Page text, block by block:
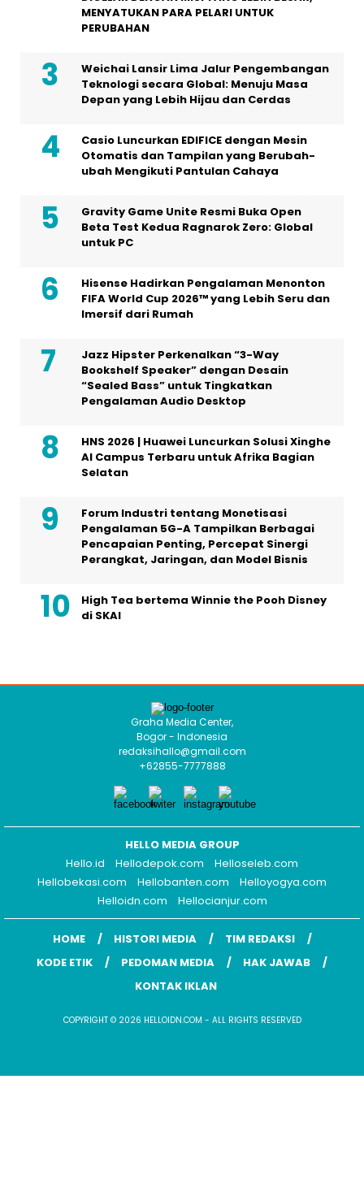
MENYATUKAN PARA PELARI UNTUK
PERUBAHAN
Weichai Lansir Lima Jalur Pengembangan
Teknologi secara Global: Menuju Masa
Depan yang Lebih Hijau dan Cerdas
Casio Luncurkan EDIFICE dengan Mesin
Otomatis dan Tampilan yang Berubah-
ubah Mengikuti Pantulan Cahaya
Gravity Game Unite Resmi Buka Open
Beta Test Kedua Ragnarok Zero: Global
untuk PC
Hisense Hadirkan Pengalaman Menonton
FIFA World Cup 2026™ yang Lebih Seru dan
Imersif dari Rumah
Jazz Hipster Perkenalkan “3-Way
Bookshelf Speaker” dengan Desain
“Sealed Bass” untuk Tingkatkan
Pengalaman Audio Desktop
HNS 2026 | Huawei Luncurkan Solusi Xinghe
AI Campus Terbaru untuk Afrika Bagian
Selatan
Forum Industri tentang Monetisasi
Pengalaman 5G-A Tampilkan Berbagai
Pencapaian Penting, Percepat Sinergi
Perangkat, Jaringan, dan Model Bisnis
High Tea bertema Winnie the Pooh Disney
di SKAI
Graha Media Center,
Bogor - Indonesia
redaksihallo@gmail.com
+62855-7777888
HELLO MEDIA GROUP
Hello.id
Hellodepok.com
Helloseleb.com
Hellobekasi.com
Hellobanten.com
Helloyogya.com
Helloidn.com
Hellocianjur.com
HOME HISTORI MEDIA
TIM REDAKSI
KODE ETIK
PEDOMAN MEDIA
HAK JAWAB
KONTAK IKLAN
COPYRIGHT © 2026 HELLOIDN.COM - ALL RIGHTS RESERVED